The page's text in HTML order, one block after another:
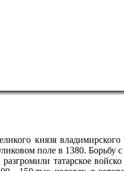
князя
поле в 1380. Борьбу с
татарское